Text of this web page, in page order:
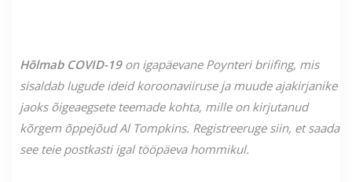
Hõlmab COVID-19on igapäevane Poynteri briifing, mis
sisaldab lugude ideid koroonaviiruse ja muude ajakirjanike
jaoks õigeaegsete teemade kohta, mille on kirjutanud
kõrgem õppejõud Al Tompkins. Registreeruge siin, et saada
see teie postkasti igal tööpäeva hommikul.